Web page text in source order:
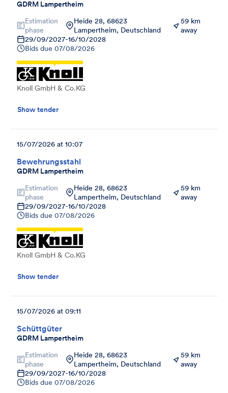
GDRM Lampertheim
Estimation
phase
Heide 28, 68623
Lampertheim, Deutschland
59 km
away
29/09/2027-16/10/2028
Bids due 07/08/2026
Knoll GmbH & Co.KG
Show tender
Bewehrungsstahl
GDRM Lampertheim
15/07/2026 at 10:07
Estimation
phase
Heide 28, 68623
Lampertheim, Deutschland
59 km
away
29/09/2027-16/10/2028
Bids due 07/08/2026
Knoll GmbH & Co.KG
Show tender
Schüttgüter
GDRM Lampertheim
15/07/2026 at 09:11
Estimation
phase
Heide 28, 68623
Lampertheim, Deutschland
59 km
away
29/09/2027-16/10/2028
Bids due 07/08/2026